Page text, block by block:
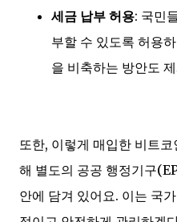
세금 납부 허용: 국민
부할 수 있도록 허용
을 비축하는 방안도
또한, 이렇게 매입한 비트
해 별도의 공공 행정기구
안에 담겨 있어요. 이는 국